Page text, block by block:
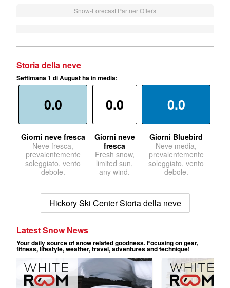
Snow-Forecast Partner Offers
Storia della neve
Settimana 1 di August ha in media:
0.0
Giorni neve fresca
Neve fresca,
prevalentemente
soleggiato, vento
debole.
0.0
Giorni neve
fresca
Fresh snow,
limited sun,
any wind.
0.0
Giorni Bluebird
Neve media,
prevalentemente
soleggiato, vento
debole.
Hickory Ski Center Storia della neve